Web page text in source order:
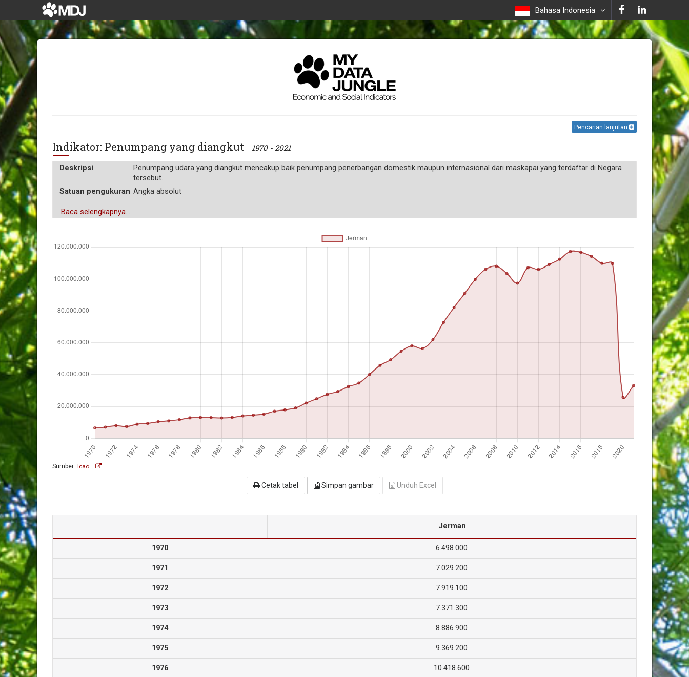
Bahasa Indonesia
Pencarian lanjutan
Indikator: Penumpang yang diangkut 1970 - 2021
Deskripsi
Penumpang udara yang diangkut mencakup baik penumpang penerbangan domestik maupun internasional dari maskapai yang terdaftar di Negara
tersebut.
Satuan pengukuran Angka absolut
Baca selengkapnya...
Sumber: Icao
Cetak tabel Simpan gambar Unduh Excel
Jerman
1970 6.498.000
1971 7.029.200
1972 7.919.100
1973 7.371.300
1974 8.886.900
1975 9.369.200
1976 10.418.600